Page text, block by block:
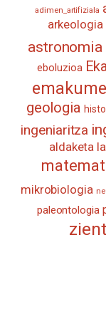
adimen_artifiziala
arkeologia
astronomia
eboluzioa
geologia
ingeniaritza
aldaketa
mikrobiologia
paleontologia